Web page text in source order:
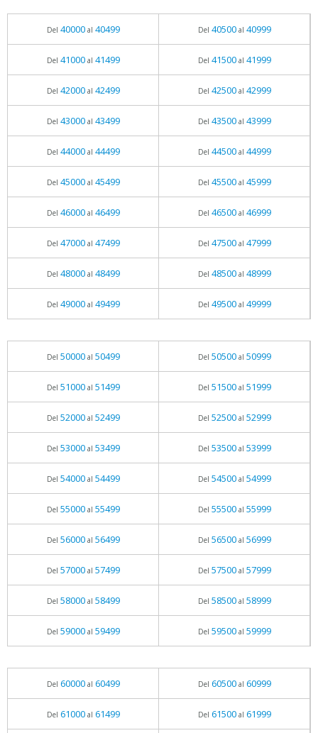
Del 40000al 40499 Del 40500al 40999
Del 41000al 41499 Del 41500al 41999
Del 42000al 42499 Del 42500al 42999
Del 43000al 43499 Del 43500al 43999
Del 44000al 44499 Del 44500al 44999
Del 45000al 45499 Del 45500al 45999
Del 46000al 46499 Del 46500al 46999
Del 47000al 47499 Del 47500al 47999
Del 48000al 48499 Del 48500al 48999
Del 49000al 49499 Del 49500al 49999
Del 50000al 50499 Del 50500al 50999
Del 51000al 51499 Del 51500al 51999
Del 52000al 52499 Del 52500al 52999
Del 53000al 53499 Del 53500al 53999
Del 54000al 54499 Del 54500al 54999
Del 55000al 55499 Del 55500al 55999
Del 56000al 56499 Del 56500al 56999
Del 57000al 57499 Del 57500al 57999
Del 58000al 58499 Del 58500al 58999
Del 59000al 59499 Del 59500al 59999
Del 60000al 60499 Del 60500al 60999
Del 61000al 61499 Del 61500al 61999